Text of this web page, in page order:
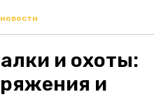
и охоты:
и